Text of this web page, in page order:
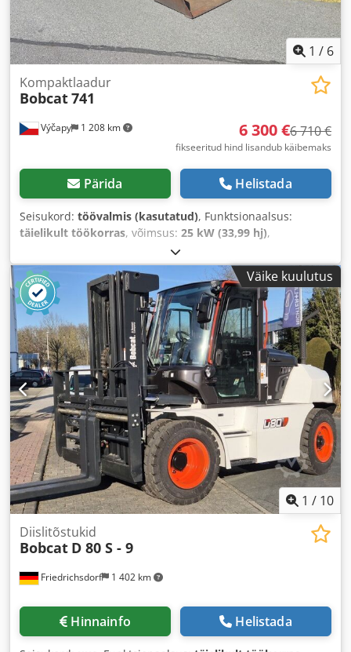
1 / 6
Výčapy 1 208 km
Kompaktlaadur
Bobcat741
6 300 €6 710 €
fikseeritud hind lisandub käibemaks
Pärida Helistada
Seisukord: töövalmis (kasutatud), Funktsionaalsus:
täielikult töökorras, võimsus: 25 kW (33,99 hj),
, töötunnid:5 700 h
Väike kuulutus
1 / 10
Friedrichsdorf 1 402 km
Diislitõstukid
Bobcat D 80 S - 9
Hinnainfo Helistada